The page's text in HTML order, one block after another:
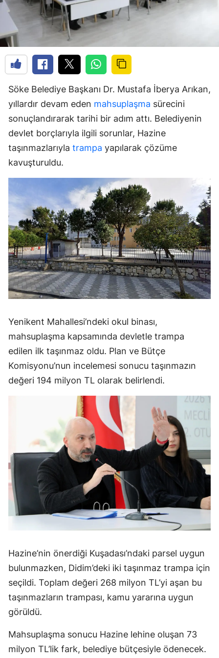
Söke Belediye Başkanı Dr. Mustafa İberya Arıkan,
yıllardır devam eden mahsuplaşma sürecini
sonuçlandırarak tarihi bir adım attı. Belediyenin
devlet borçlarıyla ilgili sorunlar, Hazine
taşınmazlarıyla trampa yapılarak çözüme
kavuşturuldu.
Yenikent Mahallesi’ndeki okul binası,
mahsuplaşma kapsamında devletle trampa
edilen ilk taşınmaz oldu. Plan ve Bütçe
Komisyonu’nun incelemesi sonucu taşınmazın
değeri 194 milyon TL olarak belirlendi.
Hazine’nin önerdiği Kuşadası’ndaki parsel uygun
bulunmazken, Didim’deki iki taşınmaz trampa için
seçildi. Toplam değeri 268 milyon TL’yi aşan bu
taşınmazların trampası, kamu yararına uygun
görüldü.
Mahsuplaşma sonucu Hazine lehine oluşan 73
milyon TL’lik fark, belediye bütçesiyle ödenecek.